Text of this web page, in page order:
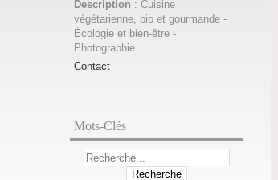
Description : Cuisine
végétarienne, bio et gourmande -
Écologie et bien-être -
Photographie
Contact
Mots-Clés